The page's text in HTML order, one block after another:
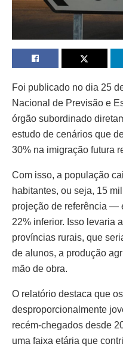
Foi publicado no dia 25
Nacional de Previsão e
órgão subordinado
estudo de cenários que
30% na imigração futura
Com isso, a população
habitantes, ou seja, 15
projeção de referência —
22% inferior. Isso levaria
províncias rurais, que
de alunos, a produção
mão de obra.
O relatório destaca que
desproporcionalmente
recém-chegados desde
uma faixa etária que